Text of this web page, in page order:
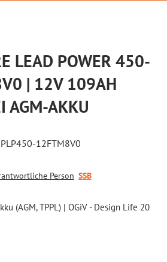
LEAD POWER 450-
| 12V 109AH
AGM-AKKU
PLP450-12FTM8V0
Person SSB
(AGM, TPPL) | OGiV - Design Life 20